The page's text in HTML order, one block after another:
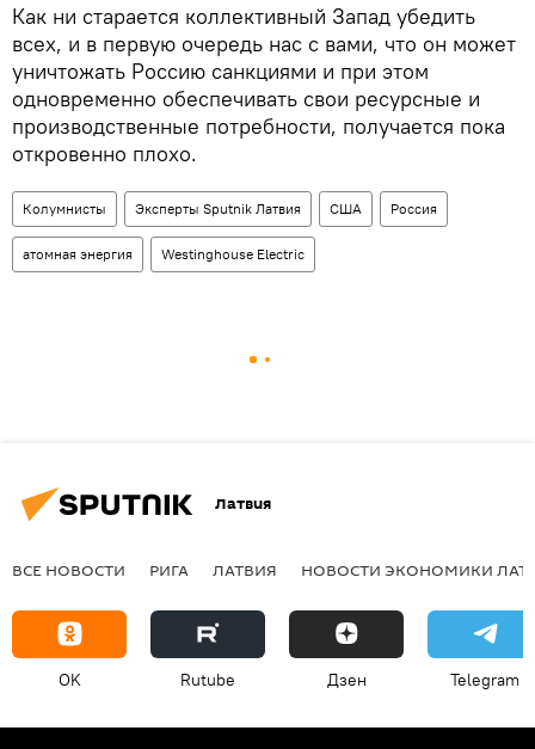
Как ни старается коллективный Запад убедить
всех, и в первую очередь нас с вами, что он может
уничтожать Россию санкциями и при этом
одновременно обеспечивать свои ресурсные и
производственные потребности, получается пока
откровенно плохо.
Колумнисты Эксперты Sputnik Латвия США Россия
атомная энергия Westinghouse Electric
Латвия
ВСЕ НОВОСТИ РИГА ЛАТВИЯ НОВОСТИ ЭКОНОМИКИ
OK Rutube Дзен Telegram